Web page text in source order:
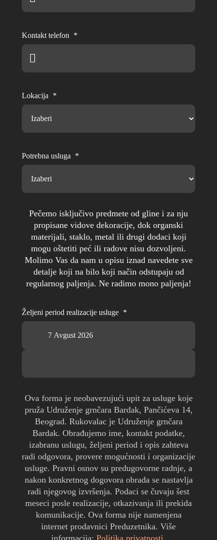
Kontakt telefon *
Lokacija *
Potrebna usluga *
Tip pečenja *
Izaberite željenu temperaturu pečenja
800 1250
Detaljan opis glina i glazura korišćenih za radove sa
njihovim temperaturnim rasponima *
Pečemo isključivo predmete od gline i za nju
propisane vidove dekoracije, dok organski
materijali, staklo, metal ili drugi dodaci koji
mogu oštetiti peć ili radove nisu dozvoljeni.
Molimo Vas da nam u opisu iznad navedete sve
detalje koji na bilo koji način odstupaju od
regularnog paljenja. Ne radimo mono paljenja!
potrebnog vremenskog perioda *
kojima se suočavate *
Željeni period realizacije usluge *
Ova forma je neobavezujući upit za usluge koje
pruža Udruženje grnčara Bardak, Pančićeva 14,
Beograd. Rukovalac je Udruženje grnčara
Bardak. Obrađujemo ime, kontakt podatke,
izabranu uslugu, željeni period i opis zahteva
radi odgovora, provere mogućnosti i organizacije
usluge. Pravni osnov su predugovorne radnje, a
nakon konkretnog dogovora obrada se nastavlja
radi njegovog izvršenja. Podaci se čuvaju šest
meseci posle realizacije, otkazivanja ili prekida
komunikacije. Ova forma nije namenjena
internet prodavnici Preduzetnika. Više
informacija: Politika privatnosti.